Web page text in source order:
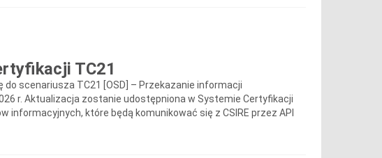
TC21
scenariusza TC21 [OSD] – Przekazanie informacji
r. Aktualizacja zostanie udostępniona w Systemie Certyfikacji
które będą komunikować się z CSIRE przez API